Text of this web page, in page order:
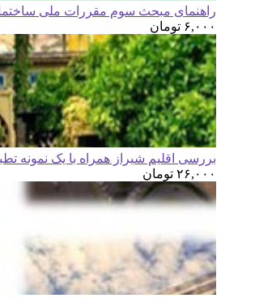
راهنمای مبحث سوم مقررات ملی
۶,۰۰۰ تومان
بررسی اقلیم شیراز همراه با یک نمونه تطبیقی ( 126
۲۶,۰۰۰ تومان